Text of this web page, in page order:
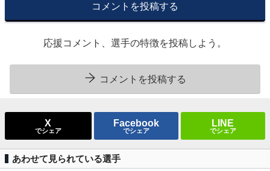
コメントを投稿する
応援コメント、選手の特徴を投稿しよう。
コメントを投稿する
X
でシェア
Facebook
でシェア
LINE
でシェア
あわせて見られている選手